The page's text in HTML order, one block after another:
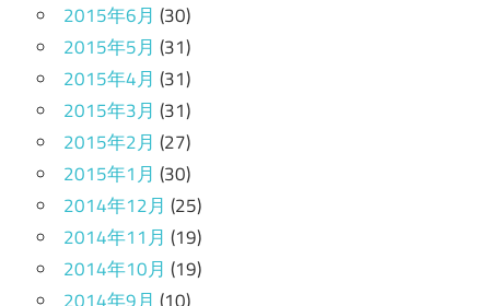
2015年6月 (30)
2015年5月 (31)
2015年4月 (31)
2015年3月 (31)
2015年2月 (27)
2015年1月 (30)
2014年12月 (25)
2014年11月 (19)
2014年10月 (19)